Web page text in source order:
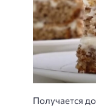
Получается